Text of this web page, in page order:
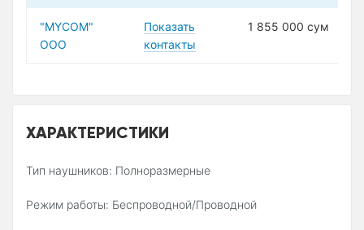
"MYCOM"
ООО
Показать
контакты
1 855 000 сум
ХАРАКТЕРИСТИКИ
Тип наушников: Полноразмерные
Режим работы: Беспроводной/Проводной